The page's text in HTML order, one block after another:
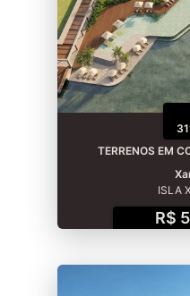
TERRENOS EM
ISLA
R$